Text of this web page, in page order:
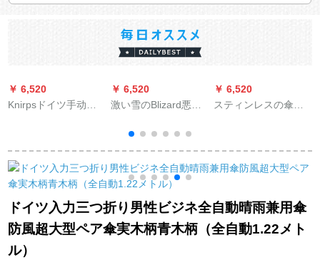
￥ 6,520
Knirpsドイツ手动三
け止めパンソール
￥ 6,520
激い雪のBlizard悪魔
丹怒る风の2阶の长い
柄の伞伊利丹の伞の
悪魔のけもの伞
￥ 6,520
スティンレスの傘樽
方形の傘箱の収納樽
のベッドに下ろうと
色
ドイツ入力三つ折り男性ビジネ全自動晴雨兼用傘
防風超大型ペア傘実木柄青木柄（全自動1.22メト
ル）